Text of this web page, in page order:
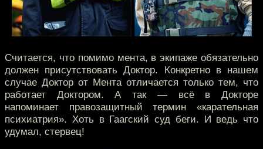
Считается, что помимо мента, в экипаже обязательно
должен присутствовать Доктор. Конкретно в нашем
случае Доктор от Мента отличается только тем, что
работает Доктором. А так — всё в Докторе
напоминает правозащитный термин «карательная
психиатрия». Хоть в Гаагский суд беги. И ведь что
удумал, стервец!